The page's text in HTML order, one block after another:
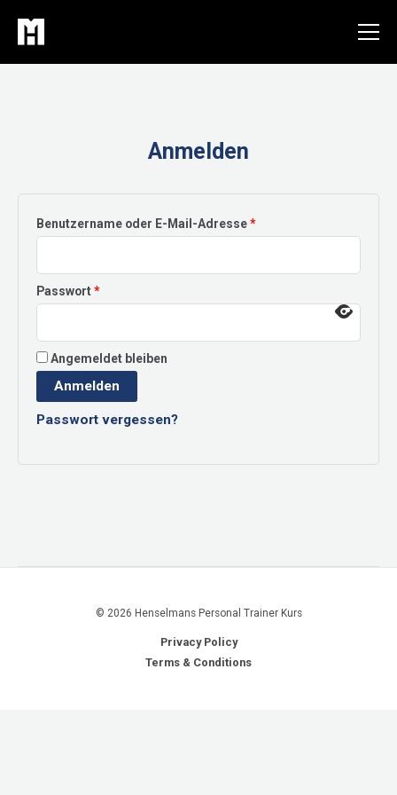
Inhalt
springen
Anmelden
Benutzername oder E-Mail-Adresse*Erforderlich
Passwort*Erforderlich
Angemeldet bleiben
Anmelden
Passwort vergessen?
© 2026 Henselmans Personal Trainer Kurs
Privacy Policy
Terms & Conditions